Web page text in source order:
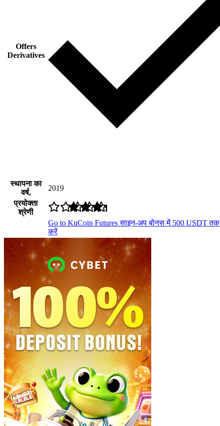
Offers
Derivatives
स्थापना का
वर्ष,
2019
प्रयोक्ता
श्रेणी
Go to KuCoin Futuresसाइन-अप बोनस में 500 USDT तक
करें